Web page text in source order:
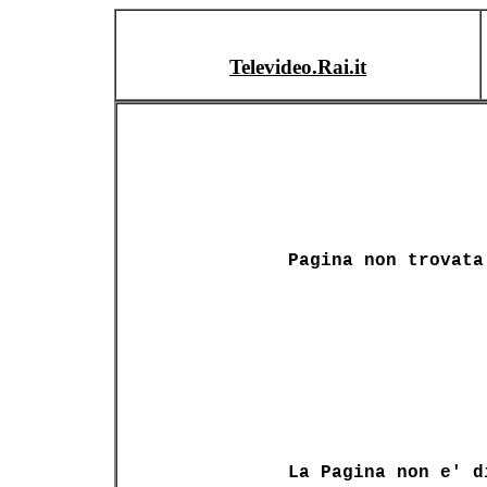
Televideo.Rai.it
Pagina non trovata
La Pagina non e'